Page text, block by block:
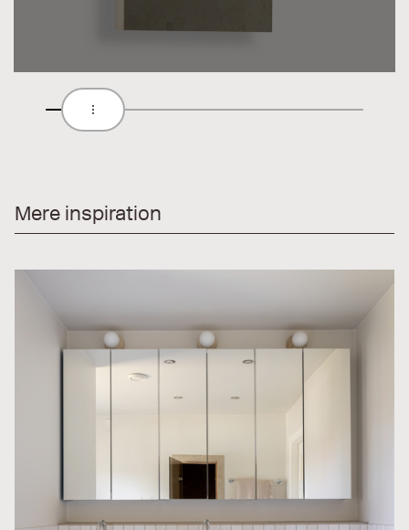
Mere inspiration